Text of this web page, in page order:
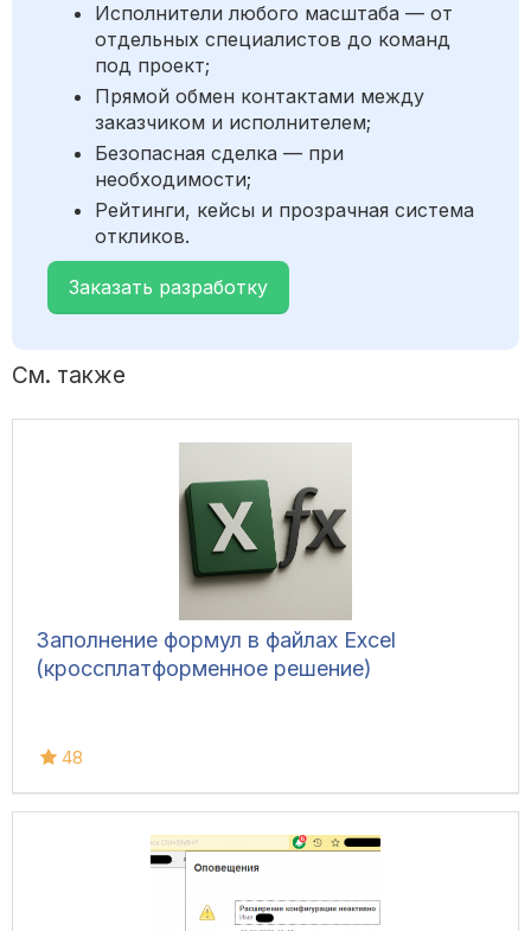
Исполнители любого масштаба — от
отдельных специалистов до команд
под проект;
Прямой обмен контактами между
заказчиком и исполнителем;
Безопасная сделка — при
необходимости;
Рейтинги, кейсы и прозрачная система
откликов.
Заказать разработку
См. также
Заполнение формул в файлах Excel
(кроссплатформенное решение)
48